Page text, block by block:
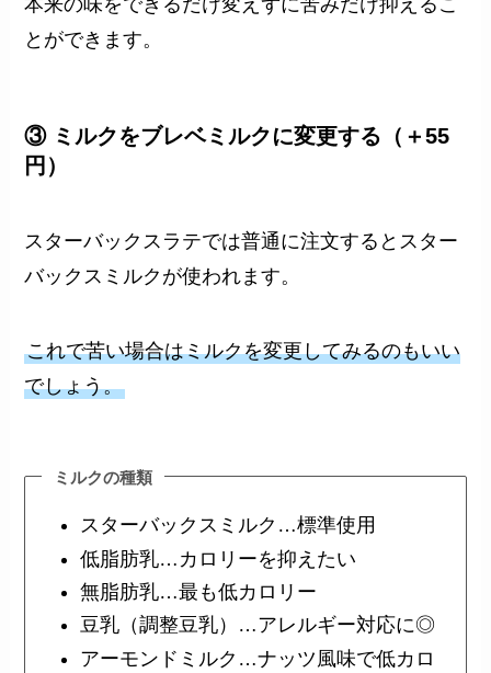
とができます。
③ ミルクをブレベミルクに変更する（＋55
円）
スターバックスラテでは普通に注文するとスター
バックスミルクが使われます。
これで苦い場合はミルクを変更してみるのもいい
でしょう。
ミルクの種類
スターバックスミルク…標準使用
低脂肪乳…カロリーを抑えたい
無脂肪乳…最も低カロリー
豆乳（調整豆乳）…アレルギー対応に◎
アーモンドミルク…ナッツ風味で低カロ